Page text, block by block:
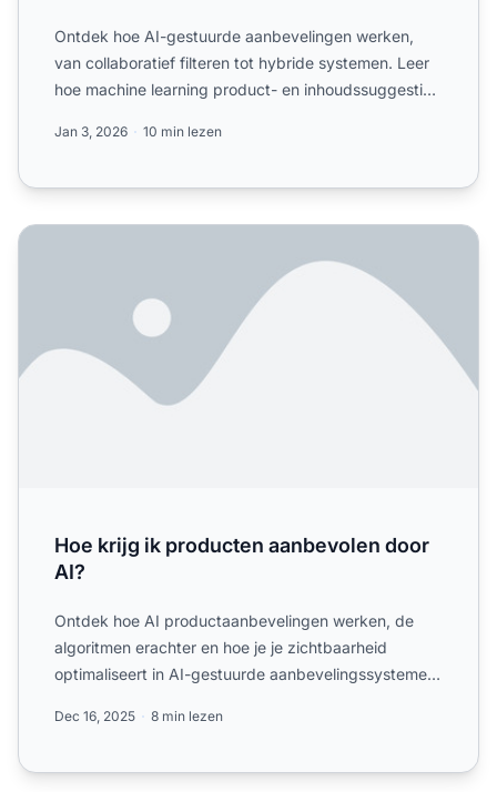
Ontdek hoe AI-gestuurde aanbevelingen werken,
van collaboratief filteren tot hybride systemen. Leer
hoe machine learning product- en inhoudssuggesties
Jan 3, 2026 10 min lezen
Hoe krijg ik producten aanbevolen door AI?
Hoe krijg ik producten aanbevolen door
AI?
Ontdek hoe AI productaanbevelingen werken, de
algoritmen erachter en hoe je je zichtbaarheid
optimaliseert in AI-gestuurde aanbevelingssystemen
Dec 16, 2025 8 min lezen